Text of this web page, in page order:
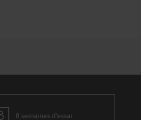
8 semaines d'essai